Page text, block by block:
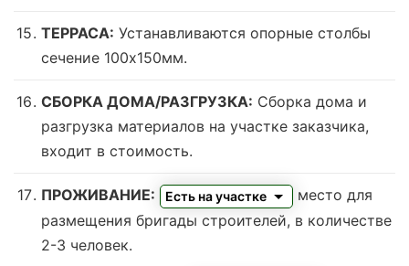
ТЕРРАСА: Устанавливаются опорные столбы
сечение 100х150мм.
СБОРКА ДОМА/РАЗГРУЗКА: Сборка дома и
разгрузка материалов на участке заказчика,
входит в стоимость.
ПРОЖИВАНИЕ: Есть на участке
место для
размещения бригады строителей, в количестве
2-3 человек.